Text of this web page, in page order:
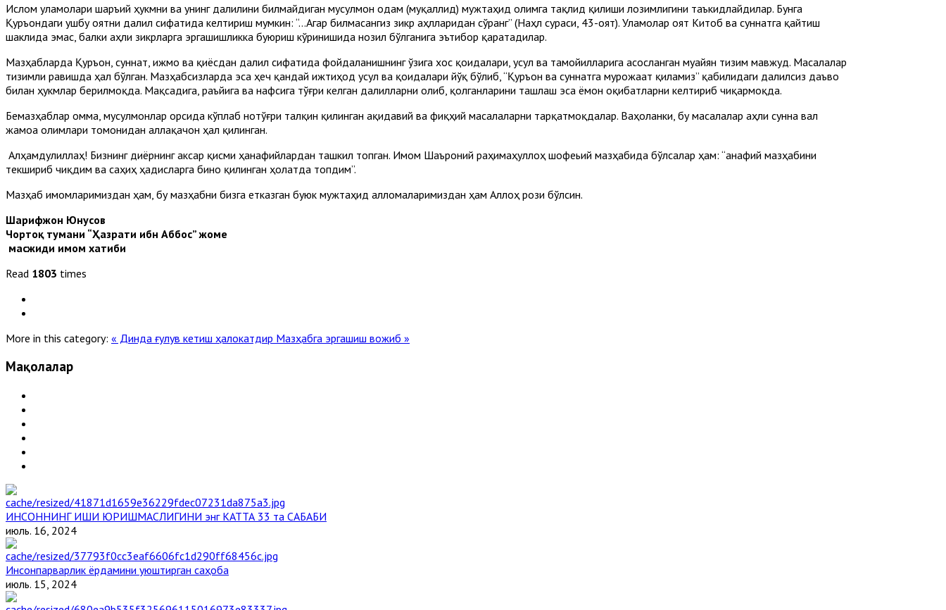
Ислом уламолари шаръий ҳукмни ва унинг далилини билмайдиган мусулмон одам (муқаллид) мужтаҳид олимга тақлид қилиши лозимлигини таъкидлайдилар. Бунга
Қуръондаги ушбу оятни далил сифатида келтириш мумкин: “…Агар билмасангиз зикр аҳлларидан сўранг” (Наҳл сураси, 43-оят). Уламолар оят Китоб ва суннатга қайтиш
шаклида эмас, балки аҳли зикрларга эргашишликка буюриш кўринишида нозил бўлганига эътибор қаратадилар.
Мазҳабларда Қуръон, суннат, ижмо ва қиёсдан далил сифатида фойдаланишнинг ўзига хос қоидалари, усул ва тамойилларига асосланган муайян тизим мавжуд. Масалалар
тизимли равишда ҳал бўлган. Мазҳабсизларда эса ҳеч қандай ижтиҳод усул ва қоидалари йўқ бўлиб, “Қуръон ва суннатга мурожаат қиламиз” қабилидаги далилсиз даъво
билан ҳукмлар берилмоқда. Мақсадига, раъйига ва нафсига тўғри келган далилларни олиб, қолганларини ташлаш эса ёмон оқибатларни келтириб чиқармоқда.
Бемазҳаблар омма, мусулмонлар орсида кўплаб нотўғри талқин қилинган ақидавий ва фиқҳий масалаларни тарқатмоқдалар. Ваҳоланки, бу масалалар аҳли сунна вал
жамоа олимлари томонидан аллақачон ҳал қилинган.
Алҳамдулиллаҳ! Бизнинг диёрнинг аксар қисми ҳанафийлардан ташкил топган. Имом Шаъроний раҳимаҳуллоҳ шофеьий мазҳабида бўлсалар ҳам: “Ҳанафий мазҳабини
текшириб чиқдим ва саҳиҳ ҳадисларга бино қилинган ҳолатда топдим”.
Мазҳаб имомларимиздан ҳам, бу мазҳабни бизга етказган буюк мужтаҳид алломаларимиздан ҳам Аллоҳ рози бўлсин.
Шарифжон Юнусов
Чортоқ тумани “Ҳазрати ибн Аббос” жоме
масжиди имом хатиби
Read 1803 times
More in this category: « Динда ғулув кетиш ҳалокатдир Мазҳабга эргашиш вожиб »
Мақолалар
ИНСОННИНГ ИШИ ЮРИШМАСЛИГИНИ энг КАТТА 33 та САБАБИ
июль. 16, 2024
Инсонпарварлик ёрдамини уюштирган саҳоба
июль. 15, 2024